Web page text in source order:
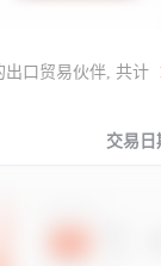
出口贸易伙伴, 共计
交易日